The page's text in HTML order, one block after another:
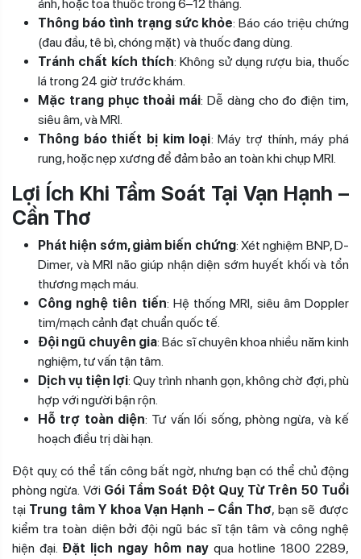
ảnh, hoặc toa thuốc trong 6–12 tháng.
Thông báo tình trạng sức khỏe: Báo cáo triệu chứng
(đau đầu, tê bì, chóng mặt) và thuốc đang dùng.
Tránh chất kích thích: Không sử dụng rượu bia, thuốc
lá trong 24 giờ trước khám.
Mặc trang phục thoải mái: Dễ dàng cho đo điện tim,
siêu âm, và MRI.
Thông báo thiết bị kim loại: Máy trợ thính, máy phá
rung, hoặc nẹp xương để đảm bảo an toàn khi chụp MRI.
Lợi Ích Khi Tầm Soát Tại Vạn Hạnh –
Cần Thơ
Phát hiện sớm, giảm biến chứng: Xét nghiệm BNP, D-
Dimer, và MRI não giúp nhận diện sớm huyết khối và tổn
thương mạch máu.
Công nghệ tiên tiến: Hệ thống MRI, siêu âm Doppler
tim/mạch cảnh đạt chuẩn quốc tế.
Đội ngũ chuyên gia: Bác sĩ chuyên khoa nhiều năm kinh
nghiệm, tư vấn tận tâm.
Dịch vụ tiện lợi: Quy trình nhanh gọn, không chờ đợi, phù
hợp với người bận rộn.
Hỗ trợ toàn diện: Tư vấn lối sống, phòng ngừa, và kế
hoạch điều trị dài hạn.
Đột quỵ có thể tấn công bất ngờ, nhưng bạn có thể chủ động
phòng ngừa. Với Gói Tầm Soát Đột Quỵ Từ Trên 50 Tuổi
tại Trung tâm Y khoa Vạn Hạnh – Cần Thơ, bạn sẽ được
kiểm tra toàn diện bởi đội ngũ bác sĩ tận tâm và công nghệ
hiện đại. Đặt lịch ngay hôm nayqua hotline 1800 2289,